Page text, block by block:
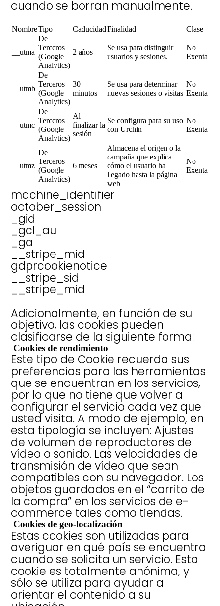
cuando se borran manualmente.
NombreTipo CaducidadFinalidad Clase
__utma
De
Terceros
(Google
Analytics)
2 años
Se usa para distinguir
usuarios y sesiones.
No
Exenta
__utmb
De
Terceros
(Google
Analytics)
30
minutos
Se usa para determinar
nuevas sesiones o visitas
No
Exenta
__utmc
De
Terceros
(Google
Analytics)
Al
finalizar la
sesión
Se configura para su uso
con Urchin
No
Exenta
__utmz
De
Terceros
(Google
Analytics)
6 meses
Almacena el origen o la
campaña que explica
cómo el usuario ha
llegado hasta la página
web
No
Exenta
machine_identifier
october_session
_gid
_gcl_au
_ga
__stripe_mid
gdprcookienotice
__stripe_sid
__stripe_mid
Adicionalmente, en función de su
objetivo, las cookies pueden
clasificarse de la siguiente forma:
Cookies de rendimiento
Este tipo de Cookie recuerda sus
preferencias para las herramientas
que se encuentran en los servicios,
por lo que no tiene que volver a
configurar el servicio cada vez que
usted visita. A modo de ejemplo, en
esta tipología se incluyen: Ajustes
de volumen de reproductores de
vídeo o sonido. Las velocidades de
transmisión de vídeo que sean
compatibles con su navegador. Los
objetos guardados en el “carrito de
la compra” en los servicios de e-
commerce tales como tiendas.
Cookies de geo-localización
Estas cookies son utilizadas para
averiguar en qué país se encuentra
cuando se solicita un servicio. Esta
cookie es totalmente anónima, y
sólo se utiliza para ayudar a
orientar el contenido a su